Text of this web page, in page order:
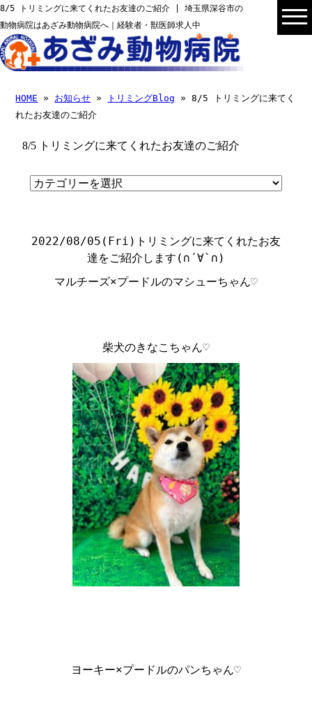
8/5 トリミングに来てくれたお友達のご紹介 | 埼玉県深谷市の
動物病院はあざみ動物病院へ｜経験者・獣医師求人中
HOME » お知らせ » トリミングBlog » 8/5 トリミングに来てく
れたお友達のご紹介
8/5 トリミングに来てくれたお友達のご紹介
2022/08/05(Fri) トリミングに来てくれたお友
達をご紹介します ( ∩ ´∀` ∩ )
マルチーズ×プードルのマシューちゃん♡
柴犬のきなこちゃん♡
ヨーキー×プードルのパンちゃん♡